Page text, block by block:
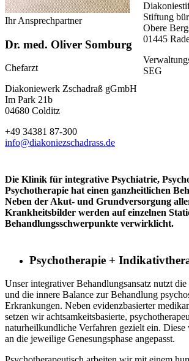
Ihr Ansprechpartner
Dr. med. Oliver Somburg
Chefarzt
Diakoniewerk Zschadraß gGmbH
Im Park 21b
04680 Colditz
+49 34381 87-300
info@diakoniezschadrass.de
Die Klinik für integrative Psychiatrie,
Psychotherapie hat einen ganzheitlichen
Neben der Akut- und Grundversorgung
Krankheitsbilder werden auf einzelnen
Behandlungsschwerpunkte verwirklicht.
Psychotherapie +
Unser integrativer Behandlungsansatz nutzt
und die innere Balance zur Behandlung
Erkrankungen. Neben evidenzbasierter
setzen wir achtsamkeitsbasierte,
naturheilkundliche Verfahren gezielt ein.
an die jeweilige Genesungsphase angepasst.
Stiftung
Obere
01445
SEG